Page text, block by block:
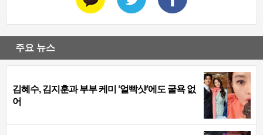
주요 뉴스
김혜수, 김지훈과 부부 케미 ‘얼빡샷’에도 굴욕 없
어